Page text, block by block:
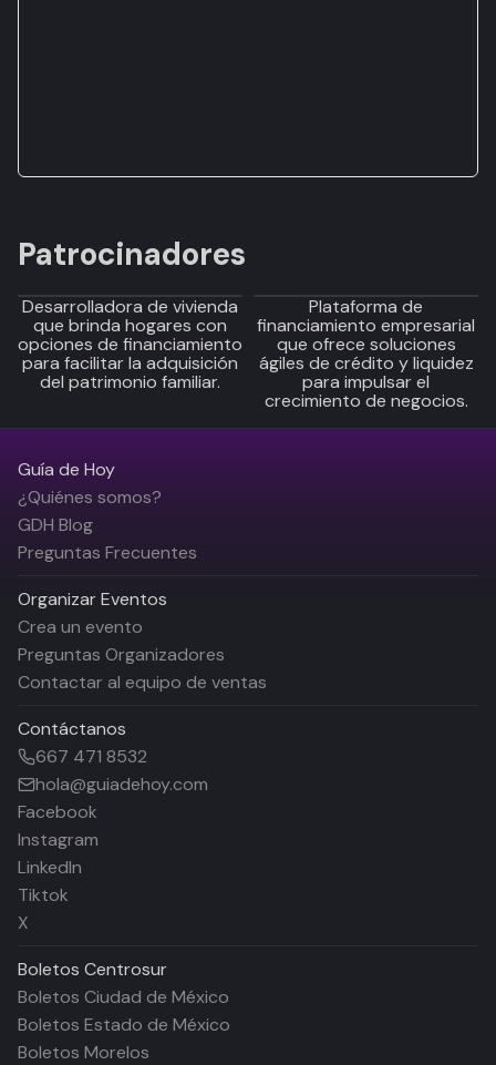
Patrocinadores
Desarrolladora de vivienda
que brinda hogares con
opciones de financiamiento
para facilitar la adquisición
del patrimonio familiar.
Plataforma de
financiamiento empresarial
que ofrece soluciones
ágiles de crédito y liquidez
para impulsar el
crecimiento de negocios.
Guía de Hoy
¿Quiénes somos?
GDH Blog
Preguntas Frecuentes
Organizar Eventos
Crea un evento
Preguntas Organizadores
Contactar al equipo de ventas
Contáctanos
667 471 8532
hola@guiadehoy.com
Facebook
Instagram
LinkedIn
Tiktok
X
Boletos Centrosur
Boletos Ciudad de México
Boletos Estado de México
Boletos Morelos